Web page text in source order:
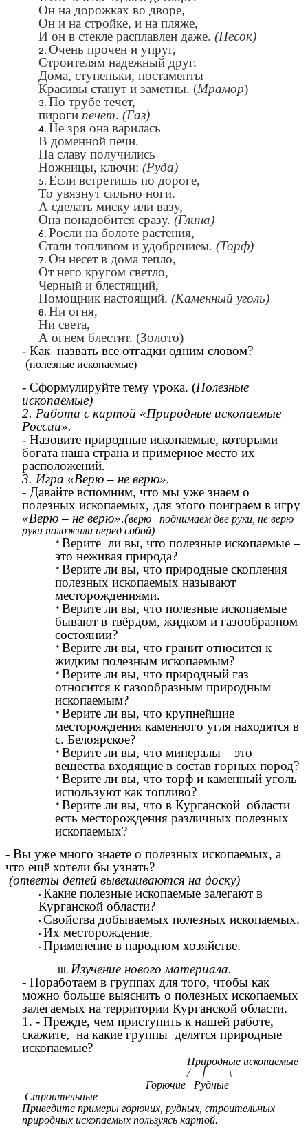
Он на дорожках во дворе,
Он и на стройке, и на пляже,
И он в стекле расплавлен даже. (Песок)
Очень прочен и упруг,
Строителям надежный друг.
Дома, ступеньки, постаменты
Красивы станут и заметны. (Мрамор)
По трубе течет,
пироги печет. (Газ)
Не зря она варилась
В доменной печи.
На славу получились
Ножницы, ключи: (Руда)
Если встретишь по дороге,
То увязнут сильно ноги.
А сделать миску или вазу,
Она понадобится сразу. (Глина)
Росли на болоте растения,
Стали топливом и удобрением. (Торф)
Он несет в дома тепло,
От него кругом светло,
Черный и блестящий,
Помощник настоящий. (Каменный уголь)
Ни огня,
Ни света,
А огнем блестит. (Золото)
- Как назвать все отгадки одним словом?
(полезные ископаемые)
- Сформулируйте тему урока. (Полезные
ископаемые)
2. Работа с картой «Природные ископаемые
России».
- Назовите природные ископаемые, которыми
богата наша страна и примерное место их
расположений.
3. Игра «Верю – не верю».
- Давайте вспомним, что мы уже знаем о
полезных ископаемых, для этого поиграем в игру
«Верю – не верю».(верю –поднимаем две руки, не верю –
руки положили перед собой)
Верите ли вы, что полезные ископаемые –
это неживая природа?
Верите ли вы, что природные скопления
полезных ископаемых называют
месторождениями.
Верите ли вы, что полезные ископаемые
бывают в твёрдом, жидком и газообразном
состоянии?
Верите ли вы, что гранит относится к
жидким полезным ископаемым?
Верите ли вы, что природный газ
относится к газообразным природным
ископаемым?
Верите ли вы, что крупнейшие
месторождения каменного угля находятся в
с. Белоярское?
Верите ли вы, что минералы – это
вещества входящие в состав горных пород?
Верите ли вы, что торф и каменный уголь
используют как топливо?
Верите ли вы, что в Курганской области
есть месторождения различных полезных
ископаемых?
- Вы уже много знаете о полезных ископаемых, а
что ещё хотели бы узнать?
(ответы детей вывешиваются на доску)
Какие полезные ископаемые залегают в
Курганской области?
Свойства добываемых полезных ископаемых.
Их месторождение.
Применение в народном хозяйстве.
Изучение нового материала.
- Поработаем в группах для того, чтобы как
можно больше выяснить о полезных ископаемых
залегаемых на территории Курганской области.
1. - Прежде, чем приступить к нашей работе,
скажите, на какие группы делятся природные
ископаемые?
Природные ископаемые
/ ׀ \
Горючие Рудные
Строительные
Приведите примеры горючих, рудных, строительных
природных ископаемых пользуясь картой.